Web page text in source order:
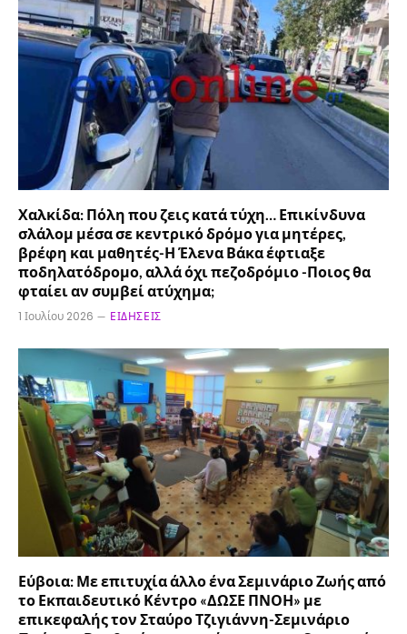
Χαλκίδα: Πόλη που ζεις κατά τύχη… Επικίνδυνα
σλάλομ μέσα σε κεντρικό δρόμο για μητέρες,
βρέφη και μαθητές-Η Έλενα Βάκα έφτιαξε
ποδηλατόδρομο, αλλά όχι πεζοδρόμιο -Ποιος θα
φταίει αν συμβεί ατύχημα;
1 Ιουλίου 2026 ΕΙΔΉΣΕΙΣ
Εύβοια: Με επιτυχία άλλο ένα Σεμινάριο Ζωής από
το Εκπαιδευτικό Κέντρο «ΔΩΣΕ ΠΝΟΗ» με
επικεφαλής τον Σταύρο Τζιγιάννη-Σεμινάριο